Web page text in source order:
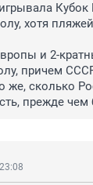
хотя
и 2-
причем
же, сколько
прежде чем